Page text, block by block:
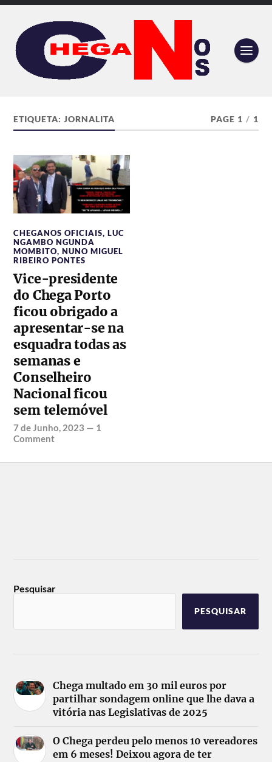
ETIQUETA:JORNALITA PAGE 1 / 1
CHEGANOS OFICIAIS,LUC
NGAMBO NGUNDA
MOMBITO,NUNO MIGUEL
RIBEIRO PONTES
Vice-presidente
do Chega Porto
ficou obrigado a
apresentar-se na
esquadra todas as
semanas e
Conselheiro
Nacional ficou
sem telemóvel
7 de Junho, 2023 — 1
Comment
Pesquisar
PESQUISAR
Chega multado em 30 mil euros por
partilhar sondagem online que lhe dava a
vitória nas Legislativas de 2025
O Chega perdeu pelo menos 10 vereadores
em 6 meses! Deixou agora de ter